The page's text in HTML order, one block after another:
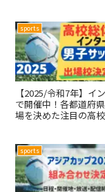
sports
【2025/令和7年】イ
で開催中！各都道府
場を決めた注目の高校
sports